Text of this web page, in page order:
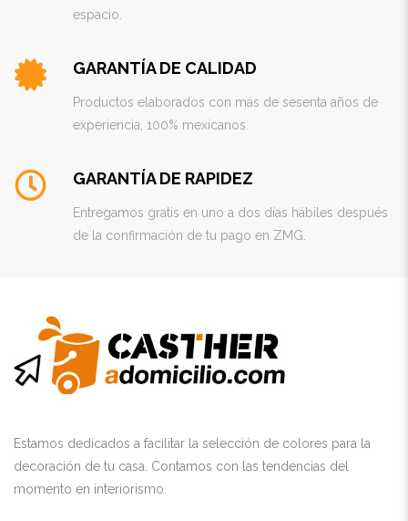
espacio.
GARANTÍA DE CALIDAD
Productos elaborados con más de sesenta años de
experiencia, 100% mexicanos.
GARANTÍA DE RAPIDEZ
Entregamos gratis en uno a dos días hábiles después
de la confirmación de tu pago en ZMG.
Estamos dedicados a facilitar la selección de colores para la
decoración de tu casa. Contamos con las tendencias del
momento en interiorismo.